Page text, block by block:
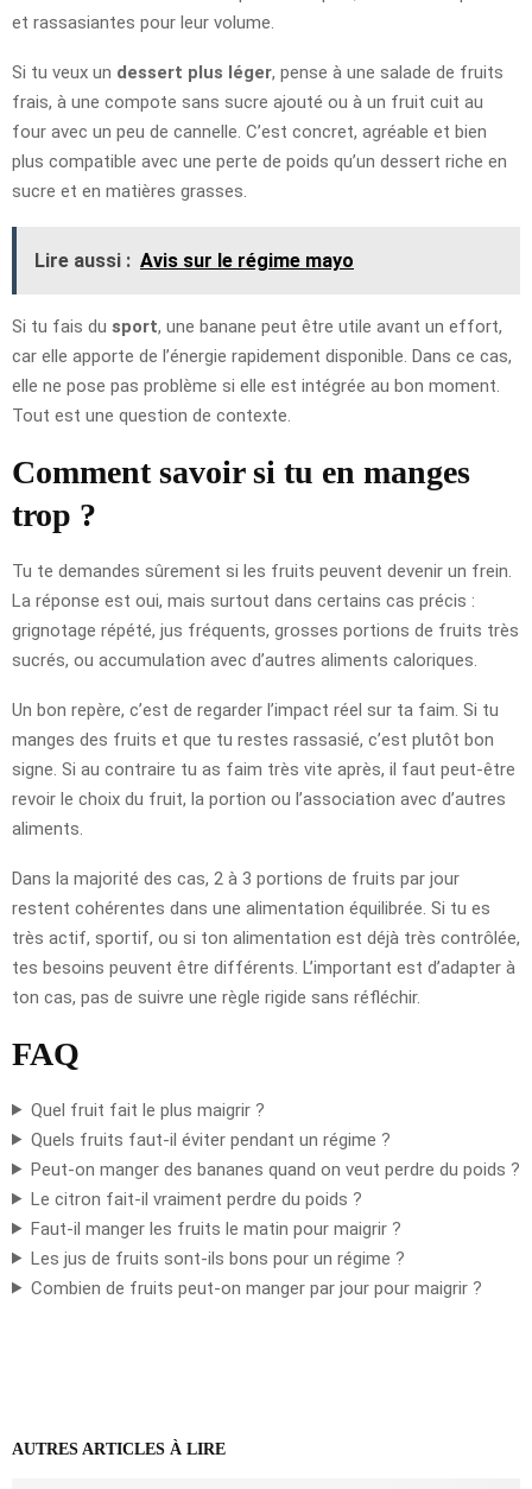
et rassasiantes pour leur volume.
Si tu veux un dessert plus léger, pense à une salade de fruits
frais, à une compote sans sucre ajouté ou à un fruit cuit au
four avec un peu de cannelle. C’est concret, agréable et bien
plus compatible avec une perte de poids qu’un dessert riche en
sucre et en matières grasses.
Lire aussi : Avis sur le régime mayo
Si tu fais du sport, une banane peut être utile avant un effort,
car elle apporte de l’énergie rapidement disponible. Dans ce cas,
elle ne pose pas problème si elle est intégrée au bon moment.
Tout est une question de contexte.
Comment savoir si tu en manges
trop ?
Tu te demandes sûrement si les fruits peuvent devenir un frein.
La réponse est oui, mais surtout dans certains cas précis :
grignotage répété, jus fréquents, grosses portions de fruits très
sucrés, ou accumulation avec d’autres aliments caloriques.
Un bon repère, c’est de regarder l’impact réel sur ta faim. Si tu
manges des fruits et que tu restes rassasié, c’est plutôt bon
signe. Si au contraire tu as faim très vite après, il faut peut-être
revoir le choix du fruit, la portion ou l’association avec d’autres
aliments.
Dans la majorité des cas, 2 à 3 portions de fruits par jour
restent cohérentes dans une alimentation équilibrée. Si tu es
très actif, sportif, ou si ton alimentation est déjà très contrôlée,
tes besoins peuvent être différents. L’important est d’adapter à
ton cas, pas de suivre une règle rigide sans réfléchir.
FAQ
Quel fruit fait le plus maigrir ?
Quels fruits faut-il éviter pendant un régime ?
Peut-on manger des bananes quand on veut perdre du poids ?
Le citron fait-il vraiment perdre du poids ?
Faut-il manger les fruits le matin pour maigrir ?
Les jus de fruits sont-ils bons pour un régime ?
Combien de fruits peut-on manger par jour pour maigrir ?
AUTRES ARTICLES À LIRE